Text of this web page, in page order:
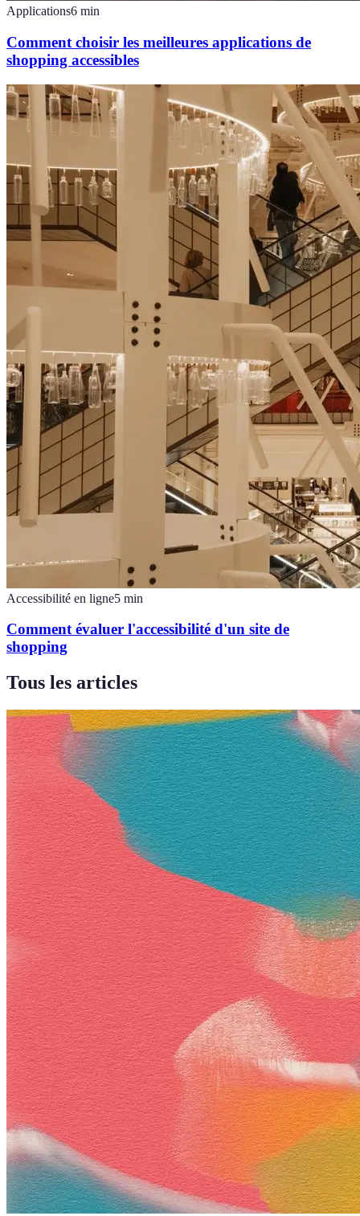
Applications6 min
Comment choisir les meilleures applications de
shopping accessibles
Accessibilité en ligne5 min
Comment évaluer l'accessibilité d'un site de
shopping
Tous les articles